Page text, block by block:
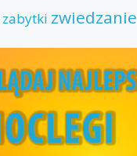
zabytki zwiedzanie